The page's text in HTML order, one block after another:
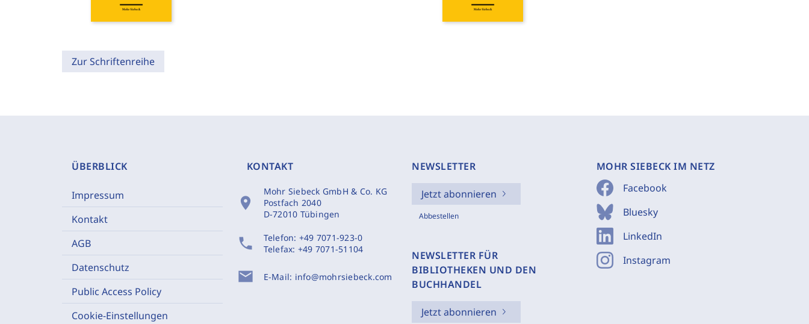
Zur Schriftenreihe
ÜBERBLICK
Impressum
Kontakt
AGB
Datenschutz
Public Access Policy
Cookie-Einstellungen
KONTAKT
location_on
Mohr Siebeck GmbH & Co. KG
Postfach 2040
D-72010 Tübingen
phone Telefon: +49 7071-923-0
Telefax: +49 7071-51104
mail E-Mail: info@mohrsiebeck.com
NEWSLETTER
Jetzt abonnieren
Abbestellen
NEWSLETTER FÜR
BIBLIOTHEKEN UND DEN
BUCHHANDEL
Jetzt abonnieren
MOHR SIEBECK IM NETZ
Facebook
Bluesky
LinkedIn
Instagram